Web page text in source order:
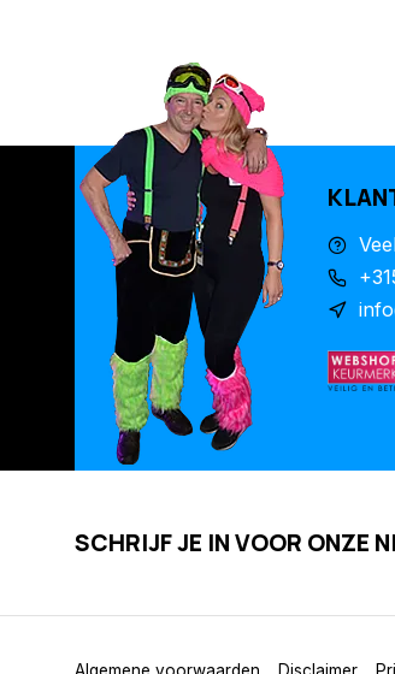
SCHRIJF JE IN VOOR ONZE
Algemene voorwaarden Disclaimer